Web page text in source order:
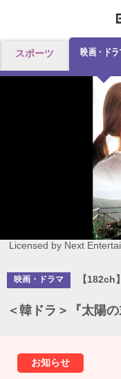
スポーツ 映画・ドラ
Licensed by Next
映画・ドラマ 【182ch
＜韓ドラ＞『太陽
お知らせ